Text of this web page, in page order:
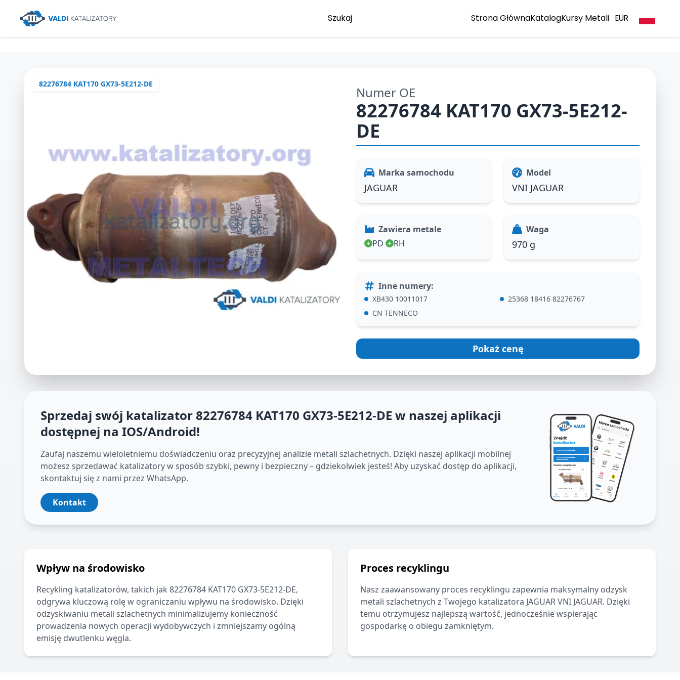
Szukaj Strona GłównaKatalogKursy Metali EUR
82276784 KAT170 GX73-5E212-DE
Numer OE
82276784 KAT170 GX73-5E212-
DE
Marka samochodu
JAGUAR
Model
VNI JAGUAR
Zawiera metale
PD
RH
Waga
970 g
Inne numery:
XB430 10011017
25368 18416 82276767
CN TENNECO
Pokaż cenę
Sprzedaj swój katalizator82276784 KAT170 GX73-5E212-DE w naszej aplikacji
dostępnej na IOS/Android!
Zaufaj naszemu wieloletniemu doświadczeniu oraz precyzyjnej analizie metali szlachetnych. Dzięki naszej aplikacji mobilnej
możesz sprzedawać katalizatory w sposób szybki, pewny i bezpieczny – gdziekolwiek jesteś! Aby uzyskać dostęp do aplikacji,
skontaktuj się z nami przez WhatsApp.
Kontakt
Wpływ na środowisko
Recykling katalizatorów, takich jak 82276784 KAT170 GX73-5E212-DE,
odgrywa kluczową rolę w ograniczaniu wpływu na środowisko. Dzięki
odzyskiwaniu metali szlachetnych minimalizujemy konieczność
prowadzenia nowych operacji wydobywczych i zmniejszamy ogólną
emisję dwutlenku węgla.
Proces recyklingu
Nasz zaawansowany proces recyklingu zapewnia maksymalny odzysk
metali szlachetnych z Twojego katalizatora JAGUARVNI JAGUAR. Dzięki
temu otrzymujesz najlepszą wartość, jednocześnie wspierając
gospodarkę o obiegu zamkniętym.